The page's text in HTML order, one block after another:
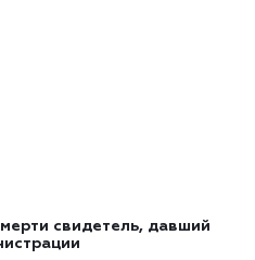
свидетель, давший